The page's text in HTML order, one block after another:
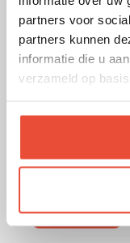
partners voor
partners kunnen
informatie die u
verzameld op
Kenmerken
De bodem is
eenvoudig
cm.
cm.
Lees meer